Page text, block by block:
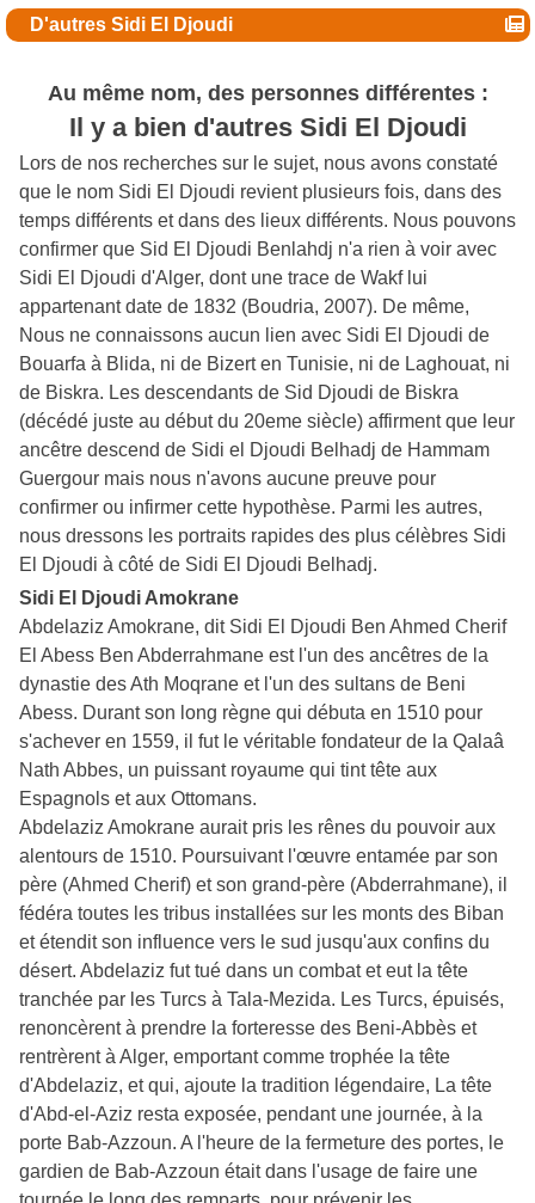
D'autres Sidi El Djoudi
Au même nom, des personnes différentes :
Il y a bien d'autres Sidi El Djoudi
Lors de nos recherches sur le sujet, nous avons constaté
que le nom Sidi El Djoudi revient plusieurs fois, dans des
temps différents et dans des lieux différents. Nous pouvons
confirmer que Sid El Djoudi Benlahdj n'a rien à voir avec
Sidi El Djoudi d'Alger, dont une trace de Wakf lui
appartenant date de 1832 (Boudria, 2007). De même,
Nous ne connaissons aucun lien avec Sidi El Djoudi de
Bouarfa à Blida, ni de Bizert en Tunisie, ni de Laghouat, ni
de Biskra. Les descendants de Sid Djoudi de Biskra
(décédé juste au début du 20eme siècle) affirment que leur
ancêtre descend de Sidi el Djoudi Belhadj de Hammam
Guergour mais nous n'avons aucune preuve pour
confirmer ou infirmer cette hypothèse. Parmi les autres,
nous dressons les portraits rapides des plus célèbres Sidi
El Djoudi à côté de Sidi El Djoudi Belhadj.
Sidi El Djoudi Amokrane
Abdelaziz Amokrane, dit Sidi El Djoudi Ben Ahmed Cherif
El Abess Ben Abderrahmane est l'un des ancêtres de la
dynastie des Ath Moqrane et l'un des sultans de Beni
Abess. Durant son long règne qui débuta en 1510 pour
s'achever en 1559, il fut le véritable fondateur de la Qalaâ
Nath Abbes, un puissant royaume qui tint tête aux
Espagnols et aux Ottomans.
Abdelaziz Amokrane aurait pris les rênes du pouvoir aux
alentours de 1510. Poursuivant l'œuvre entamée par son
père (Ahmed Cherif) et son grand-père (Abderrahmane), il
fédéra toutes les tribus installées sur les monts des Biban
et étendit son influence vers le sud jusqu'aux confins du
désert. Abdelaziz fut tué dans un combat et eut la tête
tranchée par les Turcs à Tala-Mezida. Les Turcs, épuisés,
renoncèrent à prendre la forteresse des Beni-Abbès et
rentrèrent à Alger, emportant comme trophée la tête
d'Abdelaziz, et qui, ajoute la tradition légendaire, La tête
d'Abd-el-Aziz resta exposée, pendant une journée, à la
porte Bab-Azzoun. A l'heure de la fermeture des portes, le
gardien de Bab-Azzoun était dans l'usage de faire une